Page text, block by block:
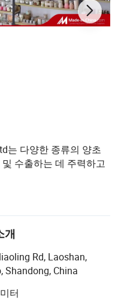
비스 외에도, 당사
어지고 𝔼드백이 느
10년 이상의 경력을
는 다양한 종류의 양초
수출하는 데 주력하고
저희 회사 - 칭다오 아
져, 왁스 용융물, 사초,
기 제품을 전문으로 합
칭다오 항구에 위치해
가는 데 한 시간 정도 걸
비용을 줄일 수 있습니
개
Rd, Laoshan,
Shandong, China
터